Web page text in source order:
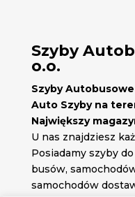
Szyby
o.o.
Szyby
Auto Szyby na
Największy
U nas znajdziesz
Posiadamy szyby
busów,
samochodów